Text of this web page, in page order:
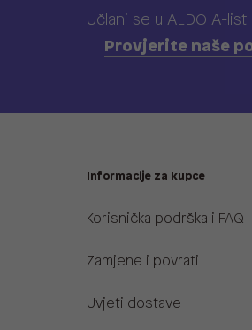
Učlani se u ALDO A-
Provjerite naše
Informacije za kupce
Korisnička podrška i FAQ
Zamjene i povrati
Uvjeti dostave